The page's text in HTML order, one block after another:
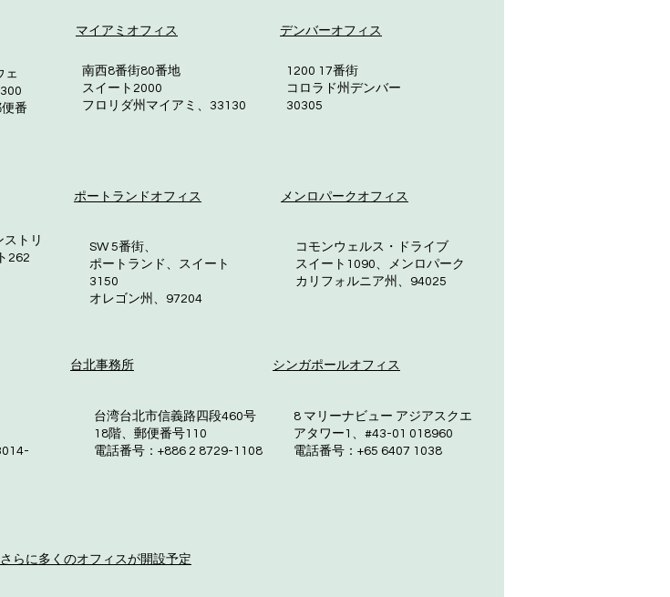
マイアミオフィス デンバーオフィス
ェ
番
南西8番街80番地
スイート2000
フロリダ州マイアミ、33130
1200 17番街
コロラド州デンバー
30305
ポートランドオフィス メンロパークオフィス
ストリ
262
SW 5番街、
ポートランド、スイート
3150
オレゴン州、97204
コモンウェルス・ドライブ
スイート1090、メンロパーク
カリフォルニア州、94025
台北事務所 シンガポールオフィス
台湾台北市信義路四段460号
18階、郵便番号110
電話番号：+886 2 8729-1108
8 マリーナビュー アジアスクエ
アタワー1、#43-01 018960
電話番号：+65 6407 1038
らに多くのオフィスが開設予定